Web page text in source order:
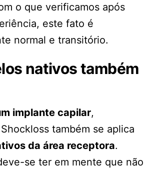
o que verificamos após
este fato é
normal e transitório.
nativos também
implante capilar,
também se aplica
da área receptora.
se ter em mente que não